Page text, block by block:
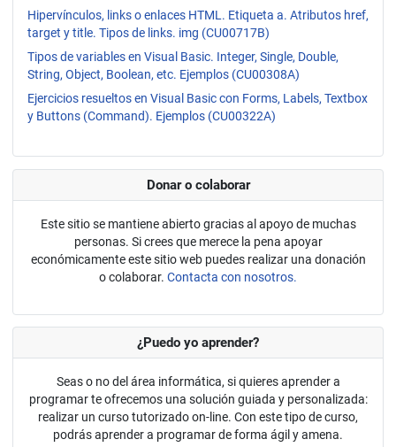
Hipervínculos, links o enlaces HTML. Etiqueta a. Atributos href,
target y title. Tipos de links. img (CU00717B)
Tipos de variables en Visual Basic. Integer, Single, Double,
String, Object, Boolean, etc. Ejemplos (CU00308A)
Ejercicios resueltos en Visual Basic con Forms, Labels, Textbox
y Buttons (Command). Ejemplos (CU00322A)
Donar o colaborar
Este sitio se mantiene abierto gracias al apoyo de muchas
personas. Si crees que merece la pena apoyar
económicamente este sitio web puedes realizar una donación
o colaborar. Contacta con nosotros.
¿Puedo yo aprender?
Seas o no del área informática, si quieres aprender a
programar te ofrecemos una solución guiada y personalizada:
realizar un curso tutorizado on-line. Con este tipo de curso,
podrás aprender a programar de forma ágil y amena.